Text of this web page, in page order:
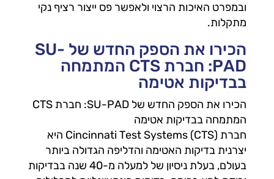
ובמפרט האיכות הרצוי ולאפשר פס ייצור רציף נקי
מתקלות.
הכירו את הספק החדש של SU-
PAD: חברת CTS המתמחה
בבדיקות אטימה
הכירו את הספק החדש של SU-PAD: חברת CTS
המתמחה בבדיקות אטימה
חברת Cincinnati Test Systems (CTS) היא
יצרנית בדיקות האטימה והדליפה הגדולה ביותר
בעולם, בעלת ניסיון של למעלה מ-40 שנה בבדיקות